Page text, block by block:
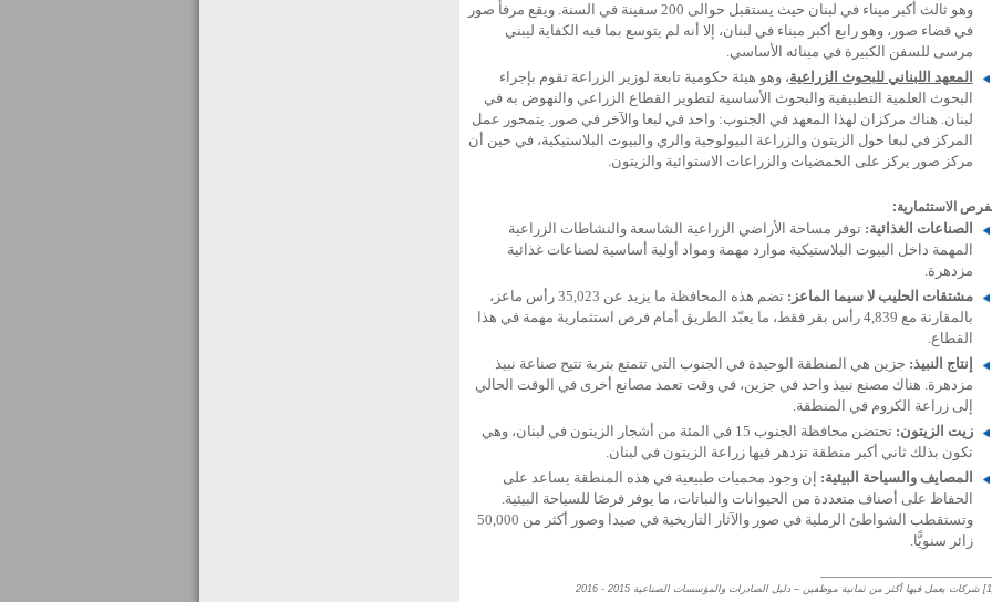
وهو ثالث أكبر ميناء في لبنان حيث يستقبل حوالى 200 سفينة في السنة. ويقع مرفأ صور
في قضاء صور، وهو رابع أكبر ميناء في لبنان، إلا أنه لم يتوسع بما فيه الكفاية ليبني
مرسى للسفن الكبيرة في مينائه الأساسي.
المعهد اللبناني للبحوث الزراعية، وهو هيئة حكومية تابعة لوزير الزراعة تقوم بإجراء
البحوث العلمية التطبيقية والبحوث الأساسية لتطوير القطاع الزراعي والنهوض به في
لبنان. هناك مركزان لهذا المعهد في الجنوب: واحد في لبعا والآخر في صور. يتمحور عمل
المركز في لبعا حول الزيتون والزراعة البيولوجية والري والبيوت البلاستيكية، في حين أن
مركز صور يركز على الحمضيات والزراعات الاستوائية والزيتون.
الاستثمارية:
الصناعات الغذائية: توفر مساحة الأراضي الزراعية الشاسعة والنشاطات الزراعية
المهمة داخل البيوت البلاستيكية موارد مهمة ومواد أولية أساسية لصناعات غذائية
مزدهرة.
مشتقات الحليب لا سيما الماعز:
تضم هذه المحافظة ما يزيد عن 35,023 رأس ماعز،
بالمقارنة مع 4,839 رأس بقر فقط، ما يعبّد الطريق أمام فرص استثمارية مهمة في هذا
القطاع.
إنتاج النبيذ: جزين هي المنطقة الوحيدة في الجنوب التي تتمتع بتربة تتيح صناعة نبيذ
مزدهرة. هناك مصنع نبيذ واحد في جزين، في وقت تعمد مصانع أخرى في الوقت الحالي
إلى زراعة الكروم في المنطقة.
زيت الزيتون:
تحتضن محافظة الجنوب 15 في المئة من أشجار الزيتون في لبنان، وهي
تكون بذلك ثاني أكبر منطقة تزدهر فيها زراعة الزيتون في لبنان.
المصايف والسياحة البيئية: إن وجود محميات طبيعية في هذه المنطقة يساعد على
الحفاظ على أصناف متعددة من الحيوانات والنباتات، ما يوفر فرصًا للسياحة البيئية.
وتستقطب الشواطئ الرملية في صور والآثار التاريخية في صيدا وصور أكثر من 50,000
زائر سنويًّا.
شركات يعمل فيها أكثر من ثمانية موظفين – دليل الصادرات والمؤسسات الصناعية 2015 - 2016